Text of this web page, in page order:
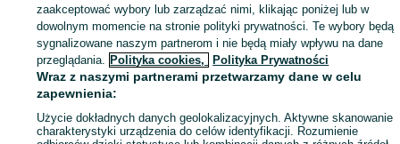
931449138 Wyświetlenia:
Kup
zaakceptować wybory lub zarządzać nimi, klikając poniżej lub w
dowolnym momencie na stronie polityki prywatności. Te wybory będą
sygnalizowane naszym partnerom i nie będą miały wpływu na dane
przeglądania. Polityka cookies, Polityka Prywatności
Wraz z naszymi partnerami przetwarzamy dane w celu
zapewnienia:
Użycie dokładnych danych geolokalizacyjnych. Aktywne skanowanie
charakterystyki urządzenia do celów identyfikacji. Rozumienie